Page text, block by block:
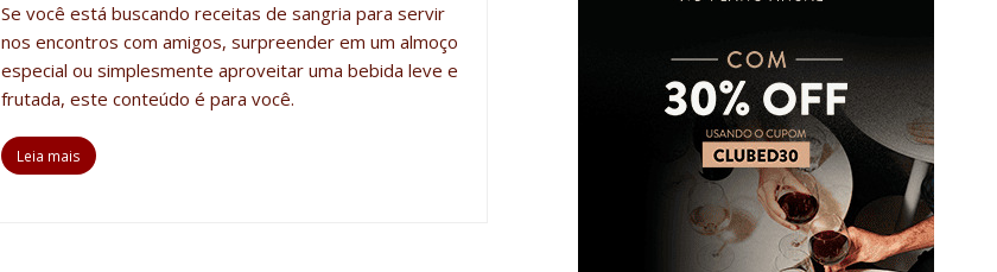
Se você está buscandoreceitas de sangria para servir
nos encontros com amigos, surpreender em um almoço
especial ou simplesmente aproveitar uma bebida leve e
frutada, este conteúdo é para você.
Leia mais